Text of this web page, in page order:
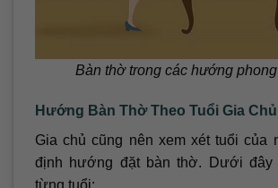
Bàn thờ trong các hướng
Hướng Bàn Thờ Theo Tuổi Gia Chủ
Gia chủ cũng nên xem xét tuổi của
định hướng đặt bàn thờ. Dưới